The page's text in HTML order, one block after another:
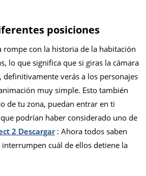
posiciones
rompe con la historia de la habitación
lo que significa que si giras la cámara
definitivamente verás a los personajes
muy simple. Esto también
de tu zona, puedan entrar en ti
podrían haber considerado uno de
2 Descargar: Ahora todos saben
cuál de ellos detiene la